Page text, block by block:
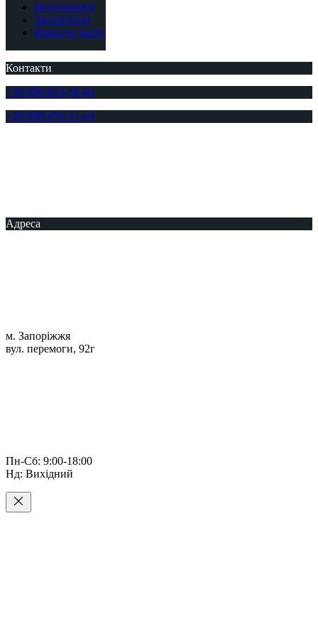
фотогалерея
Запчастини
Корисно знати
Контакти
+38-096-924-58-04
+38-099-076-51-64
Адреса
м. Запоріжжя
вул. перемоги, 92г
Пн-Сб: 9:00-18:00
Нд: Вихідний